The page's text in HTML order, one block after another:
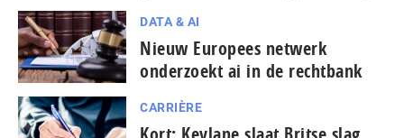
DATA & AI
Nieuw Europees netwerk
onderzoekt ai in de rechtbank
CARRIÈRE